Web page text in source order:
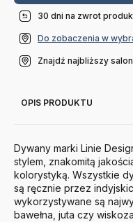
30 dni na zwrot
Do zobaczenia w
Znajdź najbliższy salon
OPIS PRODUKTU
Dywany marki Linie
stylem, znakomitą
kolorystyką. Wszystkie
są ręcznie przez
wykorzystywane są
bawełna, juta czy